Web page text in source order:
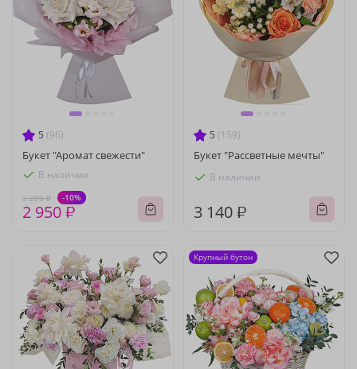
5 (96)
Букет "Аромат свежести"
В наличии
3 280 ₽ -10%
2 950 ₽
5 (159)
Букет "Рассветные мечты"
В наличии
3 140 ₽
Крупный бутон